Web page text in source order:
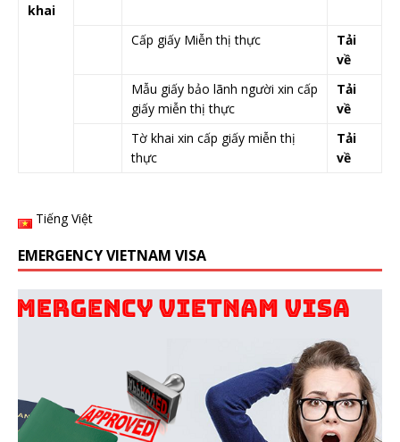
khai
Cấp giấy Miễn th​​​ị thực
Tải
về
Mẫu giấy bảo lãnh người xin cấp
giấy miễn thị thực
Tải
về
Tờ khai xin cấp giấy miễn thị
thực
Tải
về
Tiếng Việt
EMERGENCY VIETNAM VISA